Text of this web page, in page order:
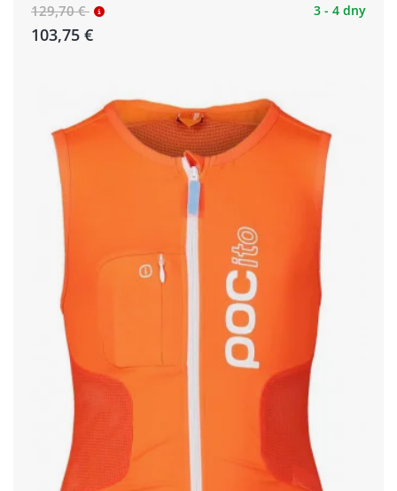
129,70 €
103,75 €
3 - 4 dny